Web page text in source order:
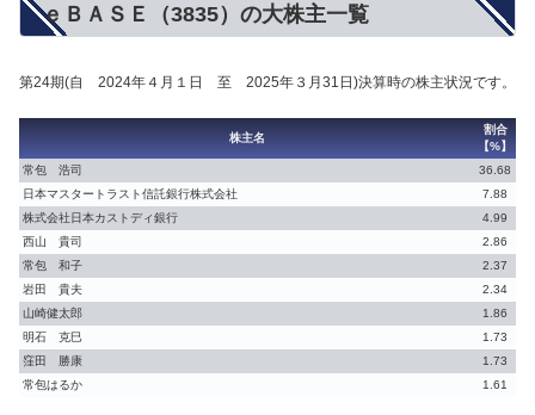
ｅＢＡＳＥ（3835）の大株主一覧
第24期(自 2024年４月１日 至 2025年３月31日)決算時の株主状況です。
株主名
割合
【%】
常包 浩司
36.68
日本マスタートラスト信託銀行株式会社
7.88
株式会社日本カストディ銀行
4.99
西山 貴司
2.86
常包 和子
2.37
岩田 貴夫
2.34
山崎健太郎
1.86
明石 克巳
1.73
窪田 勝康
1.73
常包はるか
1.61